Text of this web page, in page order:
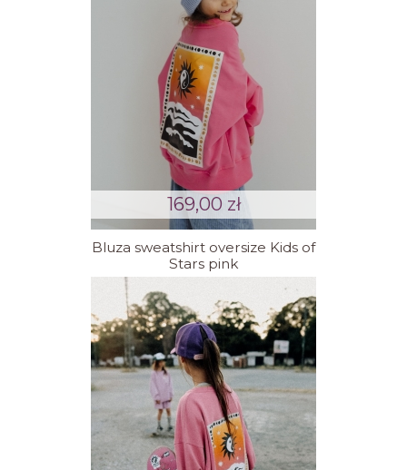
Bluza sweatshirt oversize Kids of
Stars pink
169,00 zł